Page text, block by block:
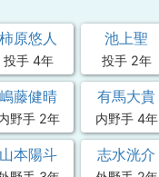
柿原悠人
投手 4年
池上聖
投手 2年
嶋藤健晴
野手 2年
有馬大貴
内野手 4年
山本陽斗 志水洸介